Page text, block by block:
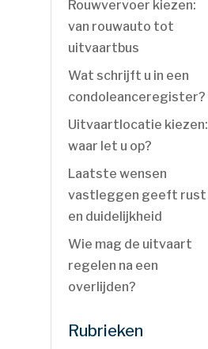
Rouwvervoer kiezen:
van rouwauto tot
uitvaartbus
Wat schrijft u in een
condoleanceregister?
Uitvaartlocatie kiezen:
waar let u op?
Laatste wensen
vastleggen geeft rust
en duidelijkheid
Wie mag de uitvaart
regelen na een
overlijden?
Rubrieken